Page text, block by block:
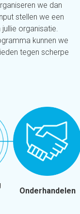
we dan
stellen we een
organisatie.
kunnen we
tegen scherpe
Onderhandelen